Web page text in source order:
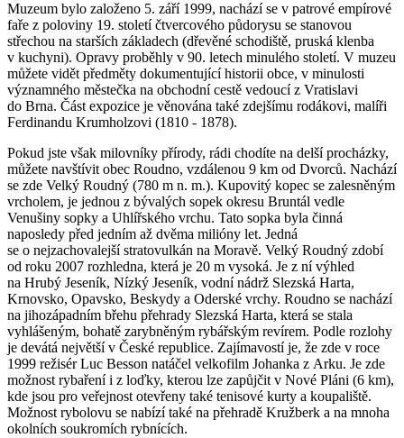
Muzeum bylo založeno 5. září 1999, nachází se v patrové empírové
faře z poloviny 19. století čtvercového půdorysu se stanovou
střechou na starších základech (dřevěné schodiště, pruská klenba
v kuchyni). Opravy proběhly v 90. letech minulého století. V muzeu
můžete vidět předměty dokumentující historii obce, v minulosti
významného městečka na obchodní cestě vedoucí z Vratislavi
do Brna. Část expozice je věnována také zdejšímu rodákovi, malíři
Ferdinandu Krumholzovi (1810 - 1878).
Pokud jste však milovníky přírody, rádi chodíte na delší procházky,
můžete navštívit obec Roudno, vzdálenou 9 km od Dvorců. Nachází
se zde Velký Roudný (780 m n. m.). Kupovitý kopec se zalesněným
vrcholem, je jednou z bývalých sopek okresu Bruntál vedle
Venušiny sopky a Uhlířského vrchu. Tato sopka byla činná
naposledy před jedním až dvěma milióny let. Jedná
se o nejzachovalejší stratovulkán na Moravě. Velký Roudný zdobí
od roku 2007 rozhledna, která je 20 m vysoká. Je z ní výhled
na Hrubý Jeseník, Nízký Jeseník, vodní nádrž Slezská Harta,
Krnovsko, Opavsko, Beskydy a Oderské vrchy. Roudno se nachází
na jihozápadním břehu přehrady Slezská Harta, která se stala
vyhlášeným, bohatě zarybněným rybářským revírem. Podle rozlohy
je devátá největší v České republice. Zajímavostí je, že zde v roce
1999 režisér Luc Besson natáčel velkofilm Johanka z Arku. Je zde
možnost rybaření i z loďky, kterou lze zapůjčit v Nové Pláni (6 km),
kde jsou pro veřejnost otevřeny také tenisové kurty a koupaliště.
Možnost rybolovu se nabízí také na přehradě Kružberk a na mnoha
okolních soukromích rybnících.